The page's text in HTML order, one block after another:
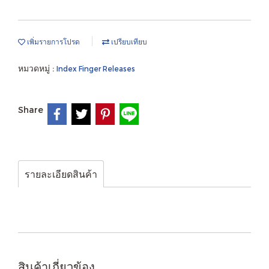
เพิ่มรายการโปรด เปรียบเทียบ
หมวดหมู่ : Index Finger Releases
Share
รายละเอียดสินค้า